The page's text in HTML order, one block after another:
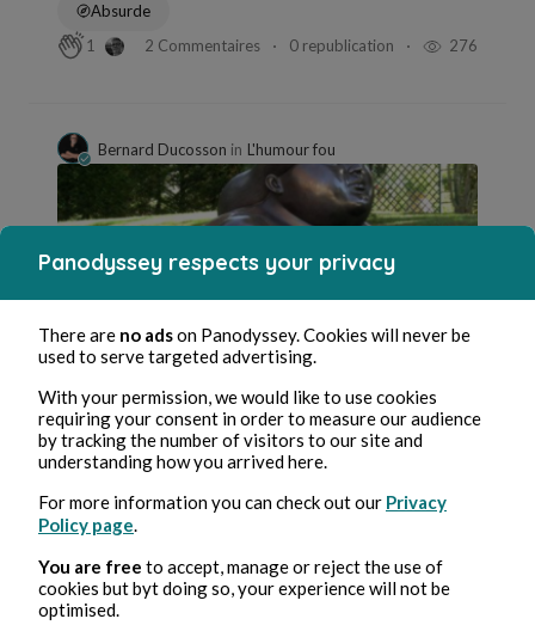
Absurde
1
2 Commentaires 0 republication 276
Bernard Ducosson in L'humour fou
Aug 21, 2023 min de lecture
Glouton
Absurde
0
0 Commentaire 0 republication 190458
David Chkhaidze
Panodyssey respects your privacy
There are no adson Panodyssey. Cookies will never be
used to serve targeted advertising.
With your permission, we would like to use cookies
requiring your consent in order to measure our audience
by tracking the number of visitors to our site and
understanding how you arrived here.
For more information you can check out our Privacy
Policy page
You are free to accept, manage or reject the use of
cookies but byt doing so, your experience will not be
optimised.